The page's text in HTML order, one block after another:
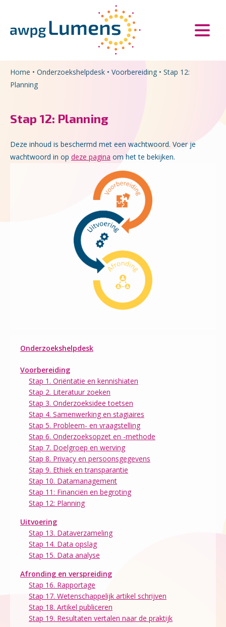
Home • Onderzoekshelpdesk • Voorbereiding • Stap 12:
Planning
Onderzoekshelpdesk
Voorbereiding
Stap 1. Oriëntatie en kennishiaten
Stap 2. Literatuur zoeken
Stap 3. Onderzoeksidee toetsen
Stap 4. Samenwerking en stagiaires
Stap 5. Probleem- en vraagstelling
Stap 6. Onderzoeksopzet en -methode
Stap 7. Doelgroep en werving
Stap 8. Privacy en persoonsgegevens
Stap 9. Ethiek en transparantie
Stap 10. Datamanagement
Stap 11: Financiën en begroting
Stap 12: Planning
Uitvoering
Stap 13. Dataverzameling
Stap 14. Data opslag
Stap 15. Data analyse
Afronding en verspreiding
Stap 16. Rapportage
Stap 17. Wetenschappelijk artikel schrijven
Stap 18. Artikel publiceren
Stap 19. Resultaten vertalen naar de praktijk
Stap 12: Planning
Deze inhoud is beschermd met een wachtwoord. Voer je
wachtwoord in op deze pagina om het te bekijken.